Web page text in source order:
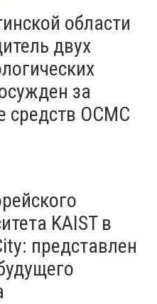
области
двух
за
средств ОСМС
KAIST в
представлен